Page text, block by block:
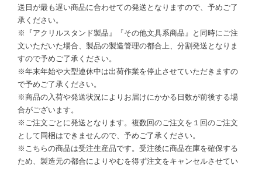
送日が最も遅い商品に合わせての発送となりますので、予めご了
承ください。
※『アクリルスタンド製品』『その他文具系商品』と同時にご注
文いただいた場合、製品の製造管理の都合上、分割発送となりま
すので予めご了承ください。
※年末年始や大型連休中は出荷作業を停止させていただきますの
で予めご了承ください。
※商品の入荷や発送状況によりお届けにかかる日数が前後する場
合がございます。
※ご注文ごとに発送となります。複数回のご注文を１回のご注文
として同梱はできませんので、予めご了承ください。
※こちらの商品は受注生産品です。受注後に商品在庫を確保する
ため、製造元の都合によりやむを得ず注文をキャンセルさせてい